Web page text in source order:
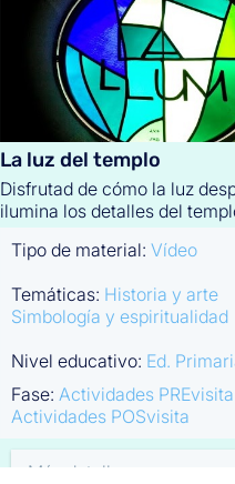
La luz del templo
Disfrutad de cómo la luz
ilumina los detalles del
Tipo de material: Vídeo
Temáticas: Historia y arte
Simbología y espiritualidad
Nivel educativo: Ed.
Fase: Actividades PREvisita
Actividades POSvisita
Más detalles